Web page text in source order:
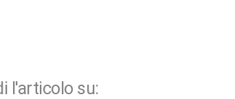
l'articolo su: